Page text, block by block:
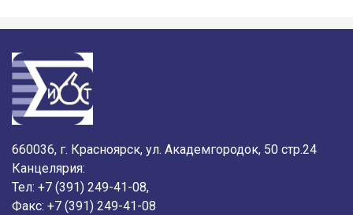
660036, г. Красноярск, ул. Академгородок, 50 стр.24
Канцелярия:
Тел: +7 (391) 249-41-08,
Факс: +7 (391) 249-41-08